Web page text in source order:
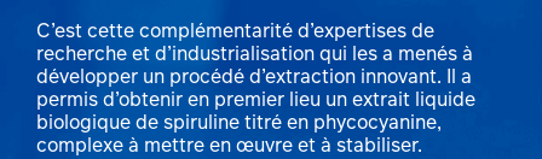
C’est cette complémentarité d’expertises de
recherche et d’industrialisation qui les a menés à
développer un procédé d’extraction innovant. Il a
permis d’obtenir en premier lieu un extrait liquide
biologique de spiruline titré en phycocyanine,
complexe à mettre en œuvre et à stabiliser.